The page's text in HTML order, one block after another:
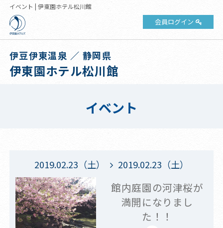
イベント | 伊東園ホテル松川館
会員ログイン
伊豆伊東温泉 ／ 静岡県
伊東園ホテル松川館
イベント
2019.02.23（土） 2019.02.23（土）
館内庭園の河津桜が
満開になりまし
た！！